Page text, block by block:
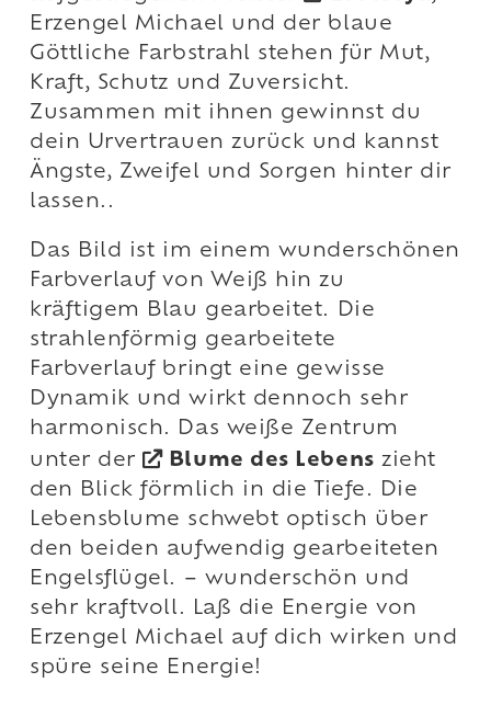
Erzengel Michael und der blaue
Göttliche Farbstrahl stehen für Mut,
Kraft, Schutz und Zuversicht.
Zusammen mit ihnen gewinnst du
dein Urvertrauen zurück und kannst
Ängste, Zweifel und Sorgen hinter dir
lassen..
Das Bild ist im einem wunderschönen
Farbverlauf von Weiß hin zu
kräftigem Blau gearbeitet. Die
strahlenförmig gearbeitete
Farbverlauf bringt eine gewisse
Dynamik und wirkt dennoch sehr
harmonisch. Das weiße Zentrum
unter der
Blume des Lebens zieht
den Blick förmlich in die Tiefe. Die
Lebensblume schwebt optisch über
den beiden aufwendig gearbeiteten
Engelsflügel. – wunderschön und
sehr kraftvoll. Laß die Energie von
Erzengel Michael auf dich wirken und
spüre seine Energie!